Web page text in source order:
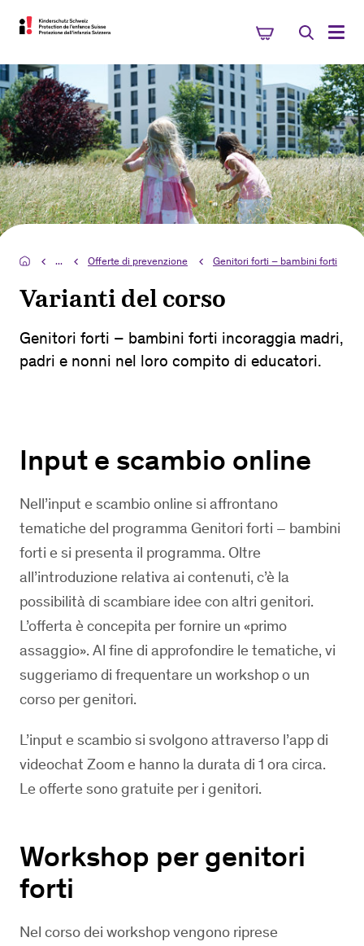
... Offerte di prevenzione Genitori forti – bambini forti
Varianti del corso
Genitori forti – bambini forti incoraggia madri,
padri e nonni nel loro compito di educatori.
Input e scambio online
Nell’input e scambio online si affrontano
tematiche del programma Genitori forti – bambini
forti e si presenta il programma. Oltre
all’introduzione relativa ai contenuti, c’è la
possibilità di scambiare idee con altri genitori.
L’offerta è concepita per fornire un «primo
assaggio». Al fine di approfondire le tematiche, vi
suggeriamo di frequentare un workshop o un
corso per genitori.
L’input e scambio si svolgono attraverso l’app di
videochat Zoom e hanno la durata di 1 ora circa.
Le offerte sono gratuite per i genitori.
Workshop per genitori
forti
Nel corso dei workshop vengono riprese